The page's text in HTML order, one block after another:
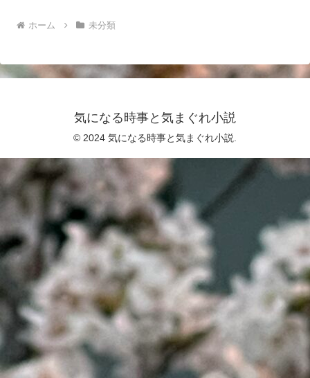
ホーム 未分類
気になる時事と気まぐれ小説
© 2024 気になる時事と気まぐれ小説.